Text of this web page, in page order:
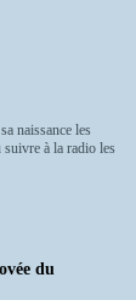
naissance les
à la radio les
du